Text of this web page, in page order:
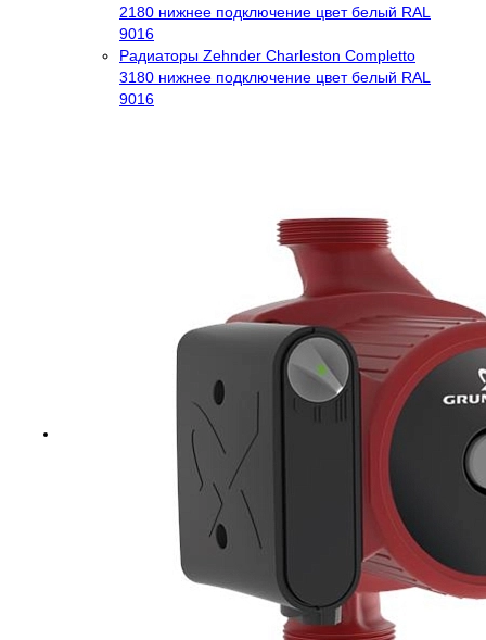
2180 нижнее подключение цвет белый RAL
9016
Радиаторы Zehnder Charleston Completto
3180 нижнее подключение цвет белый RAL
9016